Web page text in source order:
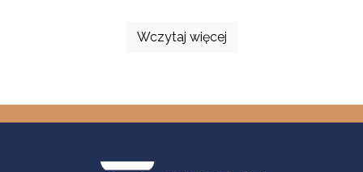
Wczytaj więcej